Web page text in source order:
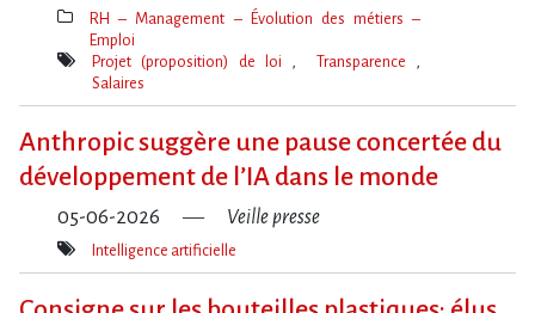
Thèmes(s)
RH – Management – Évolution des métiers –
Emploi
Mot(s)-
Projet (proposition) de loi
Transparence
Salaires
Anthropic suggère une pause concertée du
développement de l​‌’IA dans le monde
05-06-2026 Veille presse
Mot(s)-
Intelligence artificielle